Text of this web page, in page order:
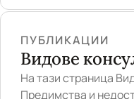
ПУБЛИКАЦИИ
Видове
На тази страница
Предимства и